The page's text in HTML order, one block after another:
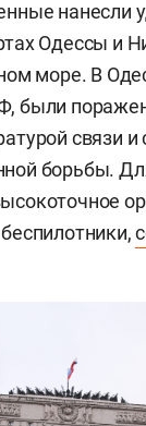
нанесли
Одессы и
море. В
были
связи и
борьбы.